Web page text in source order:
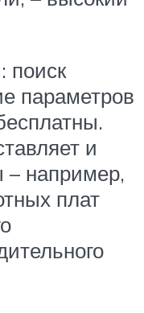
поиск
параметров
и
– например,
плат